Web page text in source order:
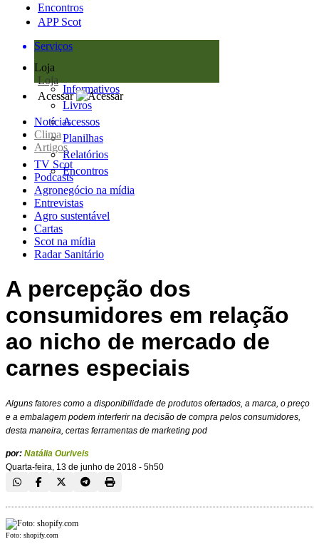
Encontros
APP Scot
Serviços
Loja
Loja
Informativos
Livros
Acessos
Planilhas
Relatórios
Encontros
Acessar
Notícias
Clima
Artigos
TV Scot
Podcasts
Agronegócio na mídia
Entrevistas
Agro sustentável
Cartas
Scot na mídia
Radar Sanitário
A percepção dos
consumidores em relação
ao nicho de mercado de
carnes especiais
Alguns fatores como a disponibilidade de produtos ofertados, a marca, o preço
e a embalagem podem interferir na decisão de compra pelos consumidores,
desta maneira, certas ferramentas de marketing pod
por: Natália Ouriveis
Quarta-feira, 13 de junho de 2018 - 5h50
Foto: shopify.com